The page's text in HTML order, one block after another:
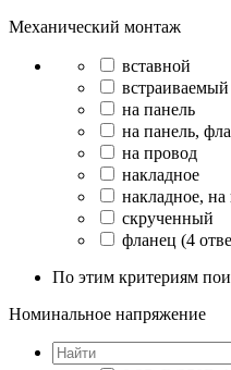
Механический монтаж
вставной
встраиваемый
на панель
на панель,
на провод
накладное
накладное, на
скрученный
фланец (4
По этим критериям
Номинальное напряжение